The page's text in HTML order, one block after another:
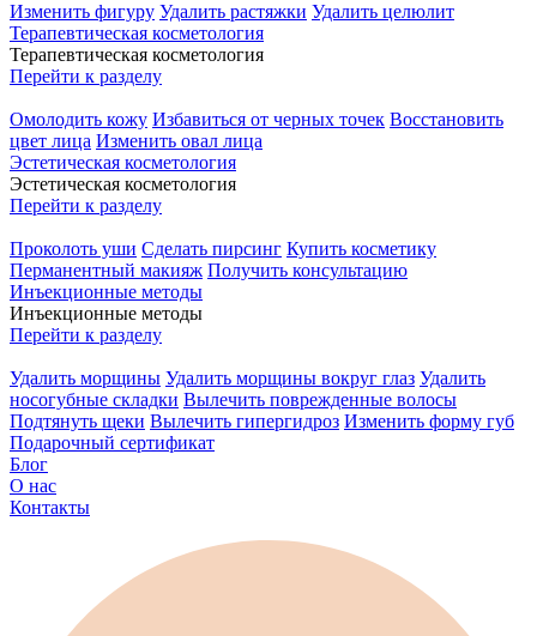
Изменить фигуру Удалить растяжки Удалить целюлит
Терапевтическая косметология
Терапевтическая косметология
Перейти к разделу
Омолодить кожу Избавиться от черных точек Восстановить
цвет лица Изменить овал лица
Эстетическая косметология
Эстетическая косметология
Перейти к разделу
Проколоть уши Сделать пирсинг Купить косметику
Перманентный макияж Получить консультацию
Инъекционные методы
Инъекционные методы
Перейти к разделу
Удалить морщины Удалить морщины вокруг глаз Удалить
носогубные складки Вылечить поврежденные волосы
Подтянуть щеки Вылечить гипергидроз Изменить форму губ
Подарочный сертификат
Блог
О нас
Контакты